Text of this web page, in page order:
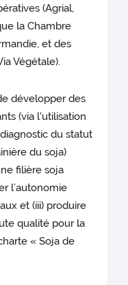
(Agrial,
la Chambre
et des
Végétale).
développer des
(via l'utilisation
du statut
du soja)
filière soja
l’autonomie
et (iii) produire
qualité pour la
« Soja de